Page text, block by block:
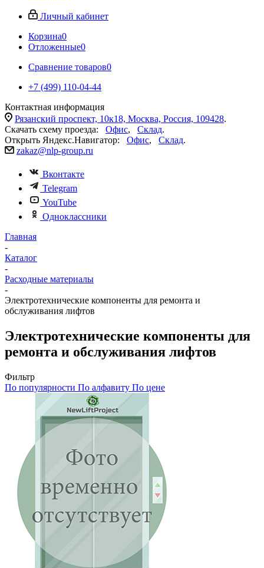
Личный кабинет
Корзина0
Отложенные0
Сравнение товаров0
+7 (499) 110-04-44
Контактная информация
Рязанский проспект, 10к18, Москва, Россия, 109428.
Скачать схему проезда: Офис, Склад.
Открыть Яндекс.Навигатор: Офис, Склад.
zakaz@nlp-group.ru
Вконтакте
Telegram
YouTube
Одноклассники
Главная
-
Каталог
-
Расходные материалы
-
Электротехнические компоненты для ремонта и
обслуживания лифтов
Электротехнические компоненты для
ремонта и обслуживания лифтов
Фильтр
По популярности По алфавиту По цене